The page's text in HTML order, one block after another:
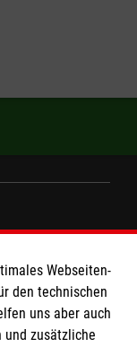
Webseiten-
den technischen
uns aber auch
und zusätzliche